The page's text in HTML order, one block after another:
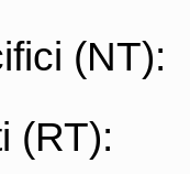
(NT):
(RT):